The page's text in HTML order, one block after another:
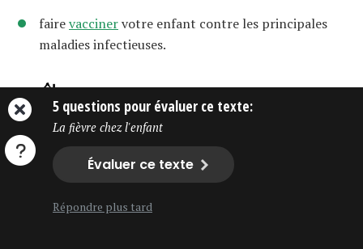
fairevaccinervotre enfant contre les principales
maladies infectieuses.
Révision scientifique :DreAnne-
Claude Bernard-Bonnin, pédiatre
Recherche et rédaction :
Mise à jour :
Juillet 2023
5 questions pour évaluer ce texte:
La fièvre chez l'enfant
Évaluer ce texte
Répondre plus tard